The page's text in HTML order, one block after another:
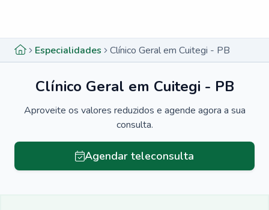
Especialidades Clínico Geral em Cuitegi - PB
Clínico Geral em Cuitegi - PB
Aproveite os valores reduzidos e agende agora a sua
consulta.
Agendar teleconsulta